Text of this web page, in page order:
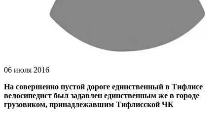
06 июля 2016
На совершенно пустой дороге единственный в Тифлисе
велосипедист был задавлен единственным же в городе
грузовиком, принадлежавшим Тифлисской ЧК